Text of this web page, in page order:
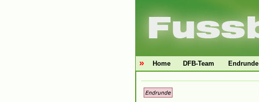
» Home DFB-Team Endrunde